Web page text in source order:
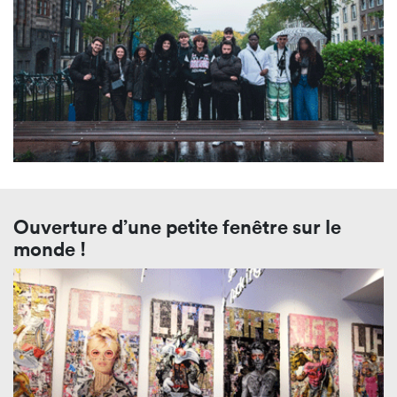
Ouverture d’une petite fenêtre sur le
monde !